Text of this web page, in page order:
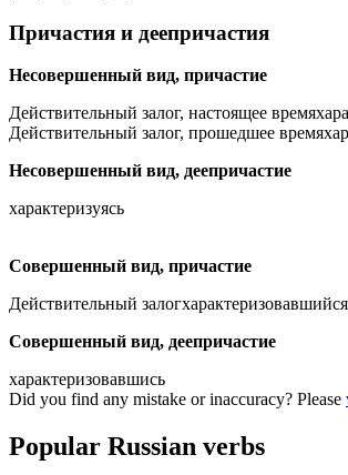
Причастия и деепричастия
Несовершенный вид, причастие
Действительный залог, настоящее время
Действительный залог, прошедшее время
Несовершенный вид, деепричастие
характеризуясь
Совершенный вид, причастие
Действительный залогхарактеризовавшийся
Совершенный вид, деепричастие
характеризовавшись
Did you find any mistake or inaccuracy? Please
Popular Russian verbs